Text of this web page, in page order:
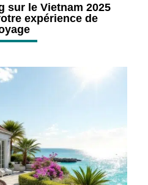
sur le Vietnam 2025
expérience de